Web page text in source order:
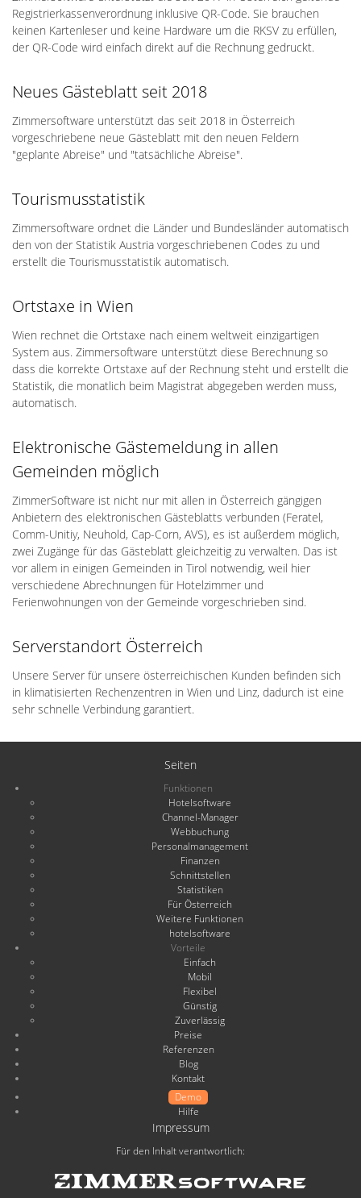
Registrierkassenverordnung inklusive QR-Code. Sie brauchen
keinen Kartenleser und keine Hardware um die RKSV zu erfüllen,
der QR-Code wird einfach direkt auf die Rechnung gedruckt.
Neues Gästeblatt seit 2018
Zimmersoftware unterstützt das seit 2018 in Österreich
vorgeschriebene neue Gästeblatt mit den neuen Feldern
"geplante Abreise" und "tatsächliche Abreise".
Tourismusstatistik
Zimmersoftware ordnet die Länder und Bundesländer automatisch
den von der Statistik Austria vorgeschriebenen Codes zu und
erstellt die Tourismusstatistik automatisch.
Ortstaxe in Wien
Wien rechnet die Ortstaxe nach einem weltweit einzigartigen
System aus. Zimmersoftware unterstützt diese Berechnung so
dass die korrekte Ortstaxe auf der Rechnung steht und erstellt die
Statistik, die monatlich beim Magistrat abgegeben werden muss,
automatisch.
Elektronische Gästemeldung in allen
Gemeinden möglich
ZimmerSoftware ist nicht nur mit allen in Österreich gängigen
Anbietern des elektronischen Gästeblatts verbunden (Feratel,
Comm-Unitiy, Neuhold, Cap-Corn, AVS), es ist außerdem möglich,
zwei Zugänge für das Gästeblatt gleichzeitig zu verwalten. Das ist
vor allem in einigen Gemeinden in Tirol notwendig, weil hier
verschiedene Abrechnungen für Hotelzimmer und
Ferienwohnungen von der Gemeinde vorgeschrieben sind.
Serverstandort Österreich
Unsere Server für unsere österreichischen Kunden befinden sich
in klimatisierten Rechenzentren in Wien und Linz, dadurch ist eine
sehr schnelle Verbindung garantiert.
Seiten
Funktionen
Hotelsoftware
Channel-Manager
Webbuchung
Personalmanagement
Finanzen
Schnittstellen
Statistiken
Für Österreich
Weitere Funktionen
hotelsoftware
Vorteile
Einfach
Mobil
Flexibel
Günstig
Zuverlässig
Preise
Referenzen
Blog
Kontakt
Demo
Hilfe
Impressum
Für den Inhalt verantwortlich: